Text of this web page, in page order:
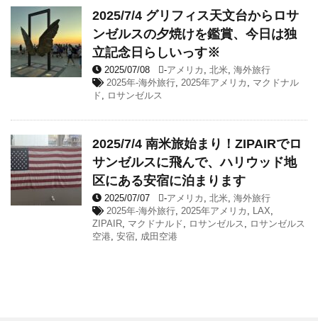
2025/7/4 グリフィス天文台からロサ
ンゼルスの夕焼けを鑑賞、今日は独
立記念日らしいっす※
2025/07/08 -アメリカ , 北米, 海外旅行
2025年-海外旅行, 2025年アメリカ , マクドナル
ド, ロサンゼルス
2025/7/4 南米旅始まり！ZIPAIRでロ
サンゼルスに飛んで、ハリウッド地
区にある安宿に泊まります
2025/07/07 -アメリカ , 北米, 海外旅行
2025年-海外旅行, 2025年アメリカ , LAX,
ZIPAIR, マクドナルド, ロサンゼルス , ロサンゼルス
空港, 安宿, 成田空港